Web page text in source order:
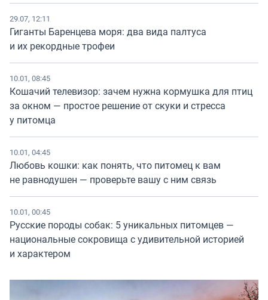
29.07, 12:11
Гиганты Баренцева моря: два вида палтуса
и их рекордные трофеи
10.01, 08:45
Кошачий телевизор: зачем нужна кормушка для птиц
за окном — простое решение от скуки и стресса
у питомца
10.01, 04:45
Любовь кошки: как понять, что питомец к вам
не равнодушен — проверьте вашу с ним связь
10.01, 00:45
Русские породы собак: 5 уникальных питомцев —
национальные сокровища с удивительной историей
и характером